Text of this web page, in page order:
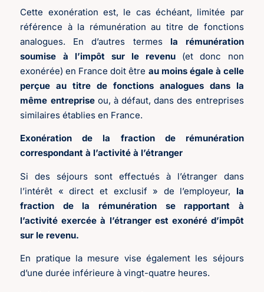
Cette exonération est, le cas échéant, limitée par
référence à la rémunération au titre de fonctions
analogues. En d’autres termes la rémunération
soumise à l’impôt sur le revenu (et donc non
exonérée) en France doit être au moins égale à celle
perçue au titre de fonctions analogues dans la
même entrepriseou, à défaut, dans des entreprises
similaires établies en France.
Exonération de la fraction de rémunération
correspondant à l’activité à l’étranger
Si des séjours sont effectués à l’étranger dans
l’intérêt « direct et exclusif » de l’employeur, la
fraction de la rémunération se rapportant à
l’activité exercée à l’étranger est exonéré d’impôt
sur le revenu.
En pratique la mesure vise également les séjours
d’une durée inférieure à vingt-quatre heures.